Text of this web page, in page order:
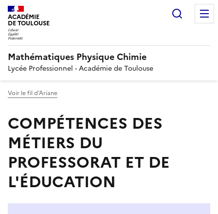
ACADÉMIE
DE TOULOUSE
Mathématiques Physique Chimie
Lycée Professionnel - Académie de Toulouse
Voir le fil d’Ariane
COMPÉTENCES DES
MÉTIERS DU
PROFESSORAT ET DE
L'ÉDUCATION